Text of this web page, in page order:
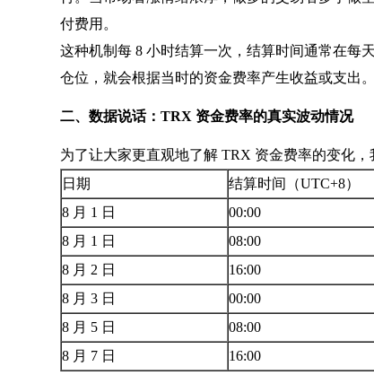
付费用。
这种机制每 8 小时结算一次，结算时间通常在每
仓位，就会根据当时的资金费率产生收益或支出。
二、数据说话：TRX 资金费率的真实波动情况
为了让大家更直观地了解 TRX 资金费率的变化，
日期
结算时间（UTC+8）
8 月 1 日
00:00
8 月 1 日
08:00
8 月 2 日
16:00
8 月 3 日
00:00
8 月 5 日
08:00
8 月 7 日
16:00